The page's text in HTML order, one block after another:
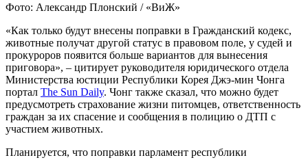
Фото: Александр Плонский / «ВиЖ»
«Как только будут внесены поправки в Гражданский кодекс,
животные получат другой статус в правовом поле, у судей и
прокуроров появится больше вариантов для вынесения
приговора», – цитирует руководителя юридического отдела
Министерства юстиции Республики Корея Джэ-мин Чонга
портал The Sun Daily. Чонг также сказал, что можно будет
предусмотреть страхование жизни питомцев, ответственность
граждан за их спасение и сообщения в полицию о ДТП с
участием животных.
Планируется, что поправки парламент республики